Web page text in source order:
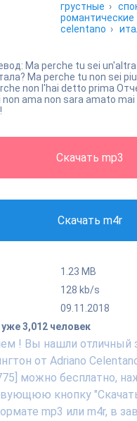
грустные ›
романтические
celentano ›
Ma perche tu sei
Ma perche tu non sei
non l'hai detto prima
non ama non sara amato
Скачать mp3
Скачать m4r
1.23 MB
128 kb/s
09.11.2018
3,012 человек
! Вы нашли отличный
от Adriano
можно бесплатно,
кнопку
mp3 или m4r, в